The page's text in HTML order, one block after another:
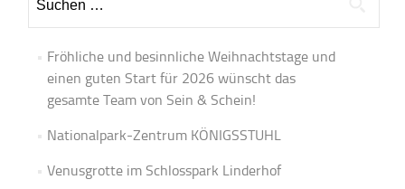
nach:
Fröhliche und besinnliche Weihnachtstage und
einen guten Start für 2026 wünscht das
gesamte Team von Sein & Schein!
Nationalpark-Zentrum KÖNIGSSTUHL
Venusgrotte im Schlosspark Linderhof